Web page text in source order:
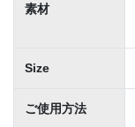
素材
Size
ご使用方法